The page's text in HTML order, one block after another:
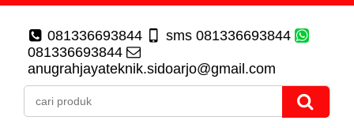
081336693844
sms 081336693844
081336693844
anugrahjayateknik.sidoarjo@gmail.com